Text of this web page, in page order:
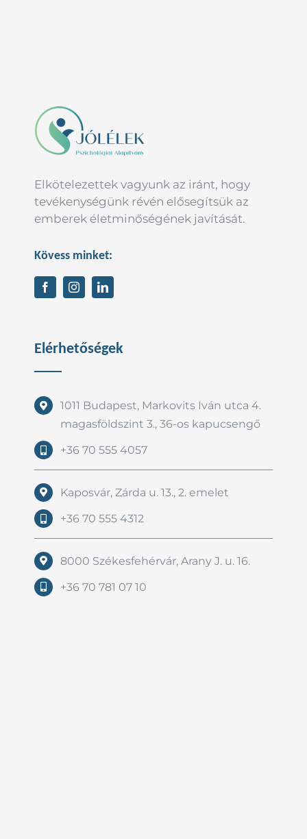
Elkötelezettek vagyunk az iránt, hogy
tevékenységünk révén elősegítsük az
emberek életminőségének javítását.
Kövess minket:
Elérhetőségek
1011 Budapest, Markovits Iván utca 4.
magasföldszint 3., 36-os kapucsengő
+36 70 555 4057
Kaposvár, Zárda u. 13., 2. emelet
+36 70 555 4312
8000 Székesfehérvár, Arany J. u. 16.
+36 70 781 07 10